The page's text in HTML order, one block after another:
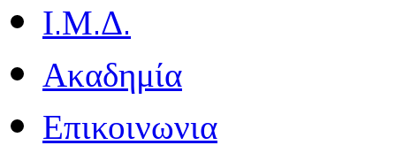
Ι.Μ.Δ.
Ακαδημία
Επικοινωνια